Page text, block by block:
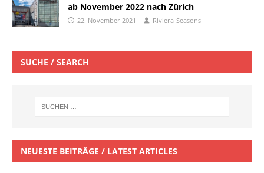
ab November 2022 nach Zürich
22. November 2021 Riviera-Seasons
SUCHE / SEARCH
NEUESTE BEITRÄGE / LATEST ARTICLES